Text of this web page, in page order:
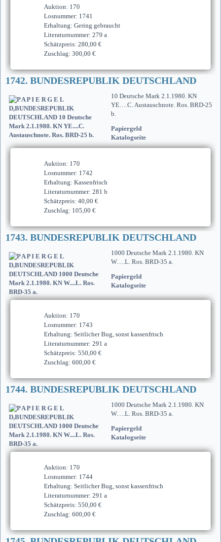
Auktion: 170
Losnummer: 1741
Erhaltung: Gering gebraucht
Literaturnummer: 279 a
Schätzpreis: 280,00 €
Zuschlag: 300,00 €
1742. BUNDESREPUBLIK DEUTSCHLAND
10 Deutsche Mark 2.1.1980. KN
YE….C. Austauschnote. Ros. BRD-25
b.
Papiergeld
Katalogseite
Auktion: 170
Losnummer: 1742
Erhaltung: Kassenfrisch
Literaturnummer: 281 b
Schätzpreis: 40,00 €
Zuschlag: 105,00 €
1743. BUNDESREPUBLIK DEUTSCHLAND
1000 Deutsche Mark 2.1.1980. KN
W….L. Ros. BRD-35 a.
Papiergeld
Katalogseite
Auktion: 170
Losnummer: 1743
Erhaltung: Seitlicher Bug, sonst kassenfrisch
Literaturnummer: 291 a
Schätzpreis: 550,00 €
Zuschlag: 600,00 €
1744. BUNDESREPUBLIK DEUTSCHLAND
1000 Deutsche Mark 2.1.1980. KN
W….L. Ros. BRD-35 a.
Papiergeld
Katalogseite
Auktion: 170
Losnummer: 1744
Erhaltung: Seitlicher Bug, sonst kassenfrisch
Literaturnummer: 291 a
Schätzpreis: 550,00 €
Zuschlag: 600,00 €